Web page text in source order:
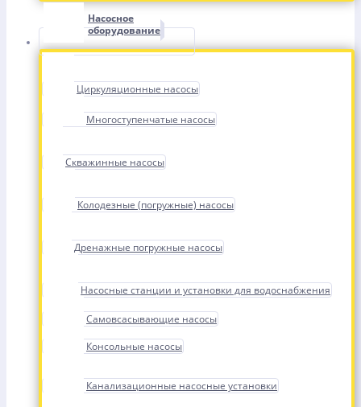
Насосное
оборудование
Циркуляционные насосы
Многоступенчатые насосы
Скважинные насосы
Колодезные (погружные) насосы
Дренажные погружные насосы
Насосные станции и установки для водоснабжения
Самовсасывающие насосы
Консольные насосы
Канализационные насосные установки